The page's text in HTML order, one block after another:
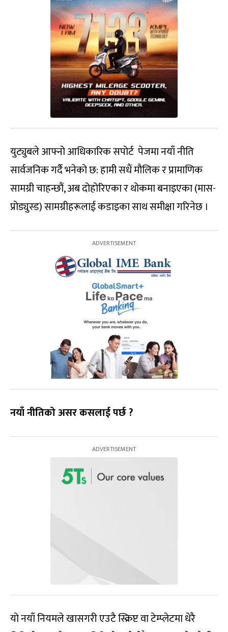
युट्युबले आफ्नो आधिकारिक सपोर्ट पेजमा नयाँ नीति
सार्वजनिक गर्दै भनेको छ: हामी सधैं मौलिक र प्रामाणिक
सामग्री चाहन्छौं, अब दोहोरिएका र थोकमा बनाइएका (मास-
प्रोड्युस्ड) सामग्रीहरूलाई कडाइका साथ समीक्षा गरिनेछ ।
नयाँ नीतिको असर कसलाई पर्छ ?
यो नयाँ नियमले खासगरी एउटै स्क्रिप्ट वा टेम्प्लेटमा धेरै